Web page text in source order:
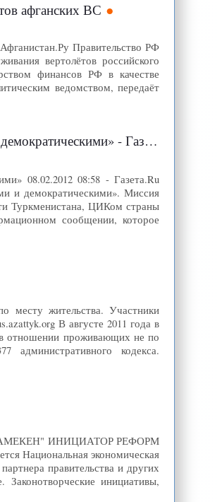
афганских ВС
Правительство РФ
вертолётов российского
финансов РФ в качестве
ведомством, передаёт
- Газета.Ru
08.02.2012 08:58 - Газета.Ru
и демократическими». Миссия
Туркменистана, ЦИКом страны
сообщении, которое
месту жительства. Участники
В августе 2011 года в
отношении проживающих не по
административного кодекса.
"АТАМЕКЕН" ИНИЦИАТОР РЕФОРМ
Национальная экономическая
правительства и других
инициативы,